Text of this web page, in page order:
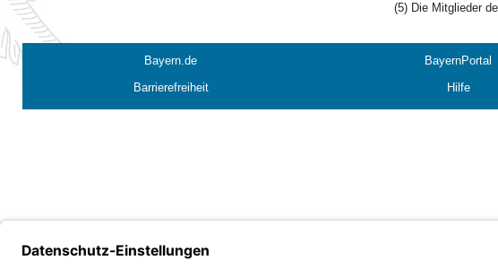
(5) Die Mitglieder
Bayern.de BayernPortal
Barrierefreiheit
Hilfe